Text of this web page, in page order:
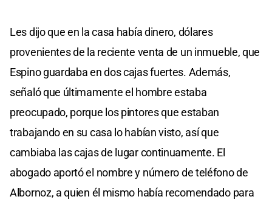
Les dijo que en la casa había dinero, dólares
provenientes de la reciente venta de un inmueble, que
Espino guardaba en dos cajas fuertes. Además,
señaló que últimamente el hombre estaba
preocupado, porque los pintores que estaban
trabajando en su casa lo habían visto, así que
cambiaba las cajas de lugar continuamente. El
abogado aportó el nombre y número de teléfono de
Albornoz, a quien él mismo había recomendado para